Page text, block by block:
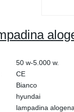
50 w-5.000 w.
CE
Bianco
hyundai
lampadina